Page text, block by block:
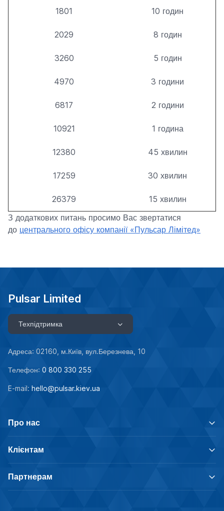
1801 10 годин
2029 8 годин
3260 5 годин
4970 3 години
6817 2 години
10921 1 година
12380 45 хвилин
17259 30 хвилин
26379
15 хвилин
З додаткових питань просимо Вас звертатися
до центрального офісу компанії «Пульсар Лімітед»
Pulsar Limited
Техпідтримка
Адреса: 02160, м.Київ, вул.Березнева, 10
Телефон: 0 800 330 255
E-mail: hello@pulsar.kiev.ua
Про нас
Клієнтам
Партнерам